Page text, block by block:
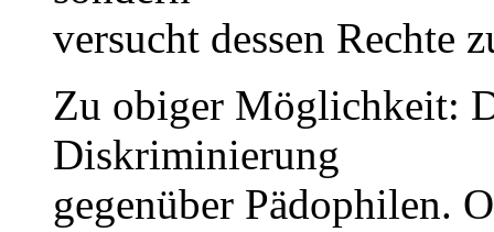
versucht dessen Rechte
Zu obiger Möglichkeit:
Diskriminierung
gegenüber Pädophilen.